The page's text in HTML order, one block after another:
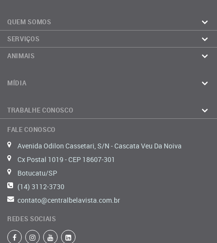
QUEM SOMOS
SERVIÇOS
ANIMAIS
MÍDIA
TRABALHE CONOSCO
FALE CONOSCO
Avenida Odilon Cassetari, S/N - Cascata Veu Da Noiva
Cx Postal 1019 - CEP 18607-301
Botucatu/SP
(14) 3112-3730
contato@centralbelavista.com.br
REDES SOCIAIS